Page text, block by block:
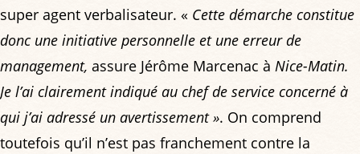
super agent verbalisateur. « Cette démarche constitue
donc une initiative personnelle et une erreur de
management, assure Jérôme Marcenac à Nice-Matin.
Je l’ai clairement indiqué au chef de service concerné à
qui j’ai adressé un avertissement ». On comprend
toutefois qu’il n’est pas franchement contre la